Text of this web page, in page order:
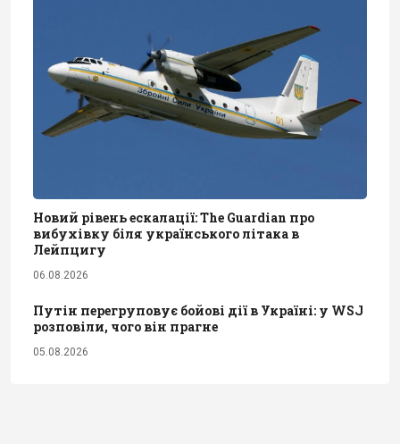
Новий рівень ескалації: The Guardian про
вибухівку біля українського літака в
Лейпцигу
06.08.2026
Путін перегруповує бойові дії в Україні: у WSJ
розповіли, чого він прагне
05.08.2026